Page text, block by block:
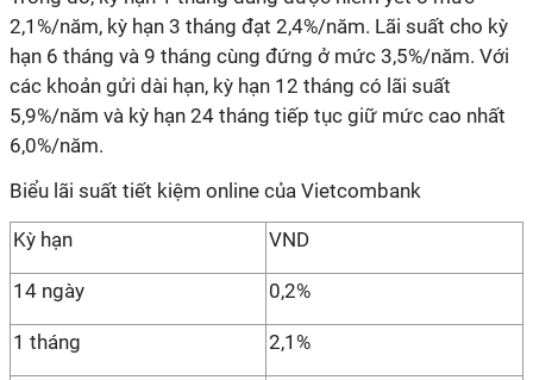
2,1%/năm, kỳ hạn 3 tháng đạt 2,4%/năm. Lãi suất cho kỳ
hạn 6 tháng và 9 tháng cùng đứng ở mức 3,5%/năm. Với
các khoản gửi dài hạn, kỳ hạn 12 tháng có lãi suất
5,9%/năm và kỳ hạn 24 tháng tiếp tục giữ mức cao nhất
6,0%/năm.
Biểu lãi suất tiết kiệm online của Vietcombank
Kỳ hạn VND
14 ngày 0,2%
1 tháng 2,1%